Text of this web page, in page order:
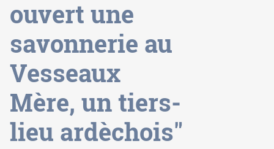
ouvert une
savonnerie au
Vesseaux
Mère, un tiers-
lieu ardèchois"